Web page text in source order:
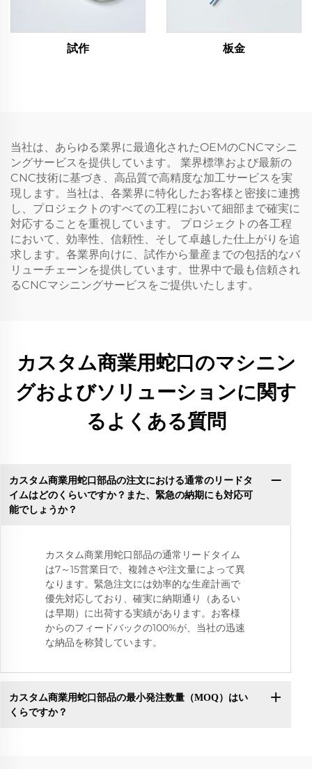
試作 板金
当社は、あらゆる業界に最適化されたOEMのCNCマシニ
ングサービスを提供しています。 業界標準および最新の
CNC技術に基づき、高品質で高精度な加工サービスを実
現します。当社は、各業界に特化したお客様と密接に連携
し、プロジェクトのすべての工程において細部まで確実に
対応することを重視しています。 プロジェクトの各工程
において、効率性、信頼性、そして卓越した仕上がりを追
求します。各業界向けに、試作から量産までの包括的なバ
リューチェーンを提供しています。世界中で最も信頼され
るCNCマシニングサービスをご提供いたします。
カスタム商業用蛇口のマシニン
グおよびソリューションに関す
るよくある質問
カスタム商業用蛇口部品の注文における通常のリードタ
イムはどのくらいですか？また、緊急の納期にも対応可
能でしょうか？
カスタム商業用蛇口部品の通常リードタイム
は7～15営業日で、複雑さや注文量によって異
なります。緊急注文には効率的な生産計画で
優先対応しており、確実に納期通り（あるい
は早期）に出荷する実績があります。お客様
からのフィードバックの100%が、当社の迅速
な納品を称賛しています。
カスタム商業用蛇口部品の最小発注数量（MOQ）はい
くらですか？